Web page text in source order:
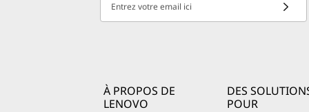
Entrez votre email ici
À PROPOS DE
LENOVO
DES
POUR